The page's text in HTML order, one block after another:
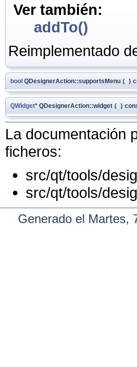
Ver también:
addTo()
Reimplementado
bool QDesignerAction::supportsMenu ( )
QWidget* QDesignerAction::widget ( )
La documentación
ficheros:
src/qt/tools/
src/qt/tools/
Generado el Martes,